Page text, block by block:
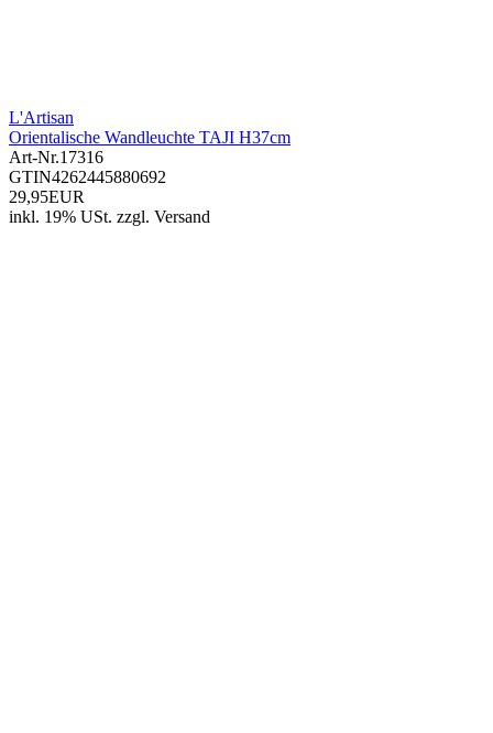
L'Artisan
Orientalische Wandleuchte TAJI H37cm
Art-Nr.17316
GTIN4262445880692
29,95EUR
inkl. 19% USt. zzgl. Versand